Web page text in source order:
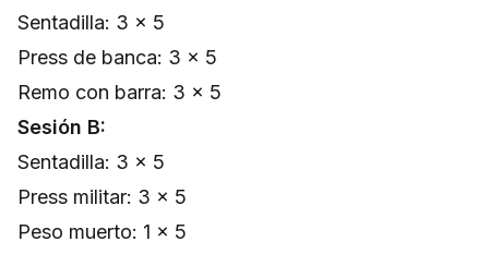
Sentadilla: 3 × 5
Press de banca: 3 × 5
Remo con barra: 3 × 5
Sesión B:
Sentadilla: 3 × 5
Press militar: 3 × 5
Peso muerto: 1 × 5